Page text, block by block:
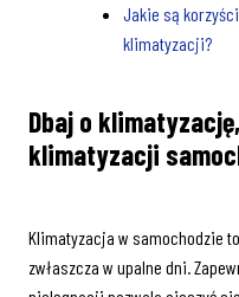
Jakie są
klimatyzacji?
Dbaj o
klimatyzacji
Klimatyzacja w samochodzie
zwłaszcza w upalne dni.